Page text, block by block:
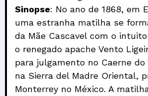
Sinopse: No ano de 1868, em
uma estranha matilha se
da Mãe Cascavel com o
o renegado apache Vento
para julgamento no Caerne do
na Sierra del Madre Oriental,
Monterrey no México. A